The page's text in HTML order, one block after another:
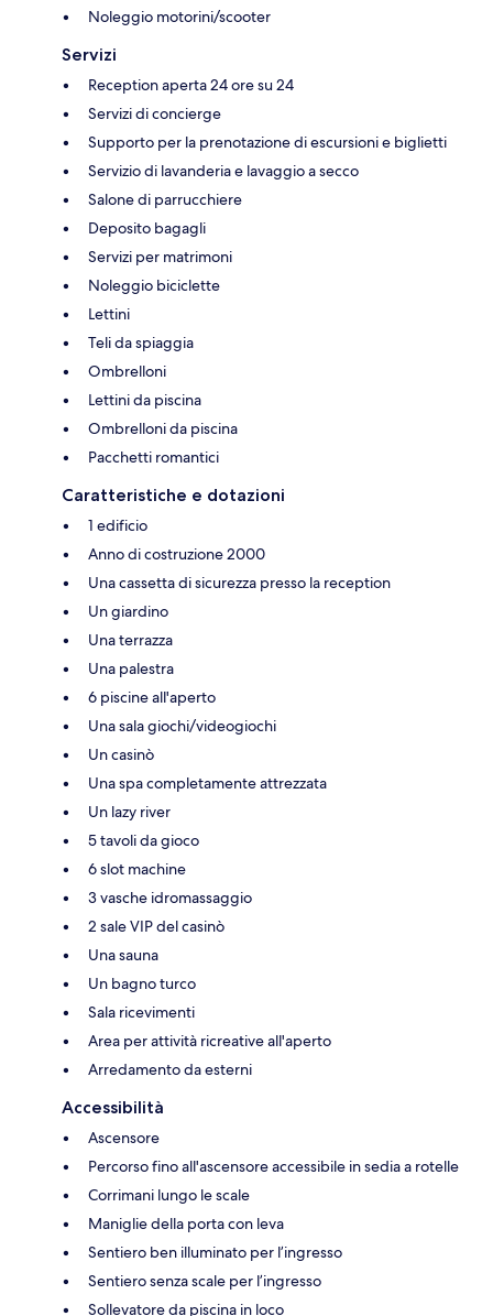
Noleggio motorini/scooter
Servizi
Reception aperta 24 ore su 24
Servizi di concierge
Supporto per la prenotazione di escursioni e biglietti
Servizio di lavanderia e lavaggio a secco
Salone di parrucchiere
Deposito bagagli
Servizi per matrimoni
Noleggio biciclette
Lettini
Teli da spiaggia
Ombrelloni
Lettini da piscina
Ombrelloni da piscina
Pacchetti romantici
Caratteristiche e dotazioni
1 edificio
Anno di costruzione 2000
Una cassetta di sicurezza presso la reception
Un giardino
Una terrazza
Una palestra
6 piscine all'aperto
Una sala giochi/videogiochi
Un casinò
Una spa completamente attrezzata
Un lazy river
5 tavoli da gioco
6 slot machine
3 vasche idromassaggio
2 sale VIP del casinò
Una sauna
Un bagno turco
Sala ricevimenti
Area per attività ricreative all'aperto
Arredamento da esterni
Accessibilità
Ascensore
Percorso fino all'ascensore accessibile in sedia a rotelle
Corrimani lungo le scale
Maniglie della porta con leva
Sentiero ben illuminato per l’ingresso
Sentiero senza scale per l’ingresso
Sollevatore da piscina in loco